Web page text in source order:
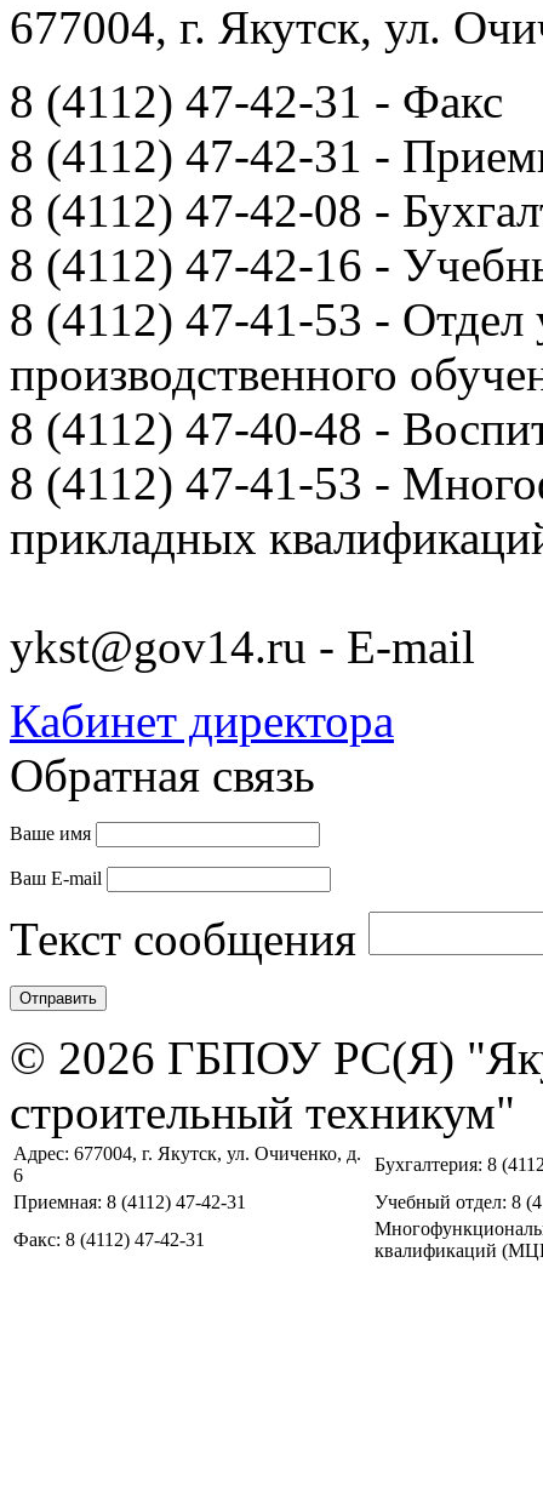
677004, г. Якутск, ул.
8 (4112) 47-42-31 - Факс
8 (4112) 47-42-31 -
8 (4112) 47-42-08 -
8 (4112) 47-42-16 -
8 (4112) 47-41-53 - Отдел
производственного
8 (4112) 47-40-48 -
8 (4112) 47-41-53 -
прикладных
ykst@gov14.ru - E-mail
Кабинет директора
Обратная связь
Ваше имя
Ваш E-mail
Текст сообщения
© 2026 ГБПОУ РС(Я)
строительный техникум"
Адрес: 677004, г. Якутск, ул. Очиченко, д.
6
Бухгалтерия: 8
Приемная: 8 (4112) 47-42-31
Учебный отдел: 8
Факс: 8 (4112) 47-42-31
квалификаций